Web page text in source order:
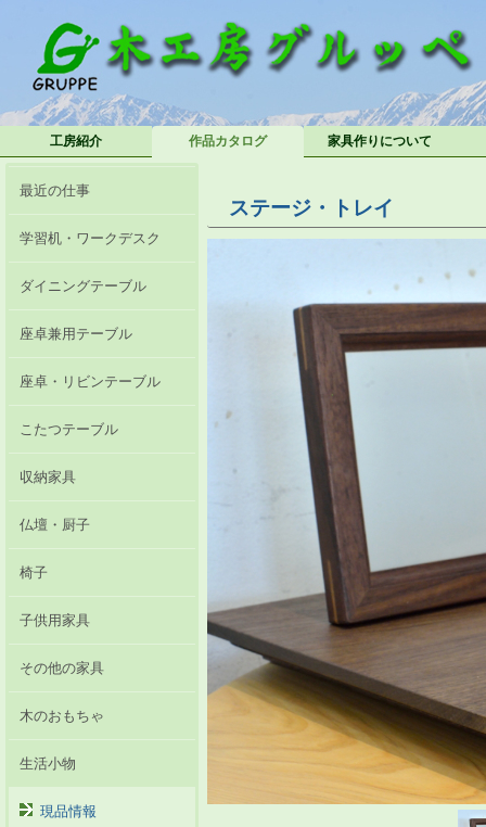
工房紹介 作品カタログ 家具作りについて
ステージ・トレイ
最近の仕事
学習机・ワークデスク
ダイニングテーブル
座卓兼用テーブル
座卓・リビンテーブル
こたつテーブル
収納家具
仏壇・厨子
椅子
子供用家具
その他の家具
木のおもちゃ
生活小物
現品情報